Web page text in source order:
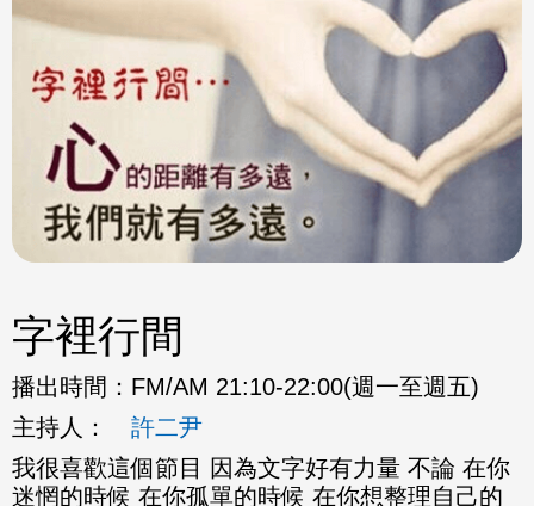
字裡行間
播出時間： FM/AM 21:10-22:00(週一至週五)
主持人：
許二尹
我很喜歡這個節目 因為文字好有力量 不論 在你
迷惘的時候 在你孤單的時候 在你想整理自己的